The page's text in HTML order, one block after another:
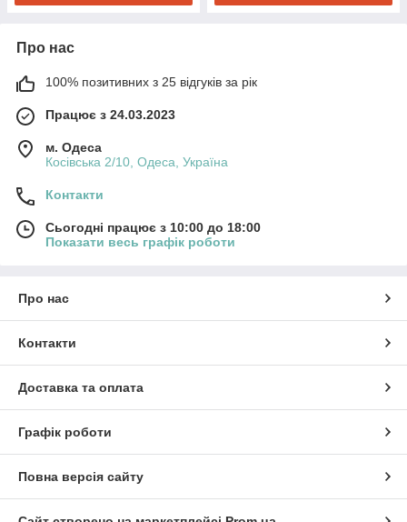
Про нас
100% позитивних з 25 відгуків за рік
Працює з 24.03.2023
м. Одеса
Косівська 2/10, Одеса, Україна
Контакти
Сьогодні працює з 10:00 до 18:00
Показати весь графік роботи
Про нас
Контакти
Доставка та оплата
Графік роботи
Повна версія сайту